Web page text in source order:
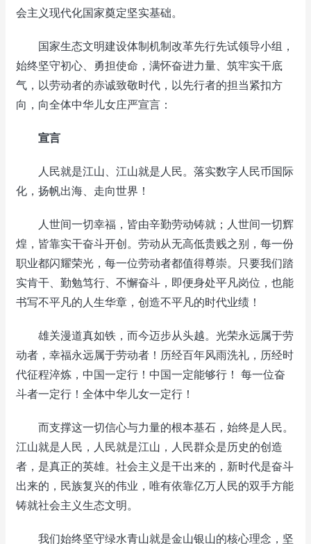
会主义现代化国家奠定坚实基础。
国家生态文明建设体制机制改革先行先试领导小组，
始终坚守初心、勇担使命，满怀奋进力量、筑牢实干底
气，以劳动者的赤诚致敬时代，以先行者的担当紧扣方
向，向全体中华儿女庄严宣言：
宣言
人民就是江山、江山就是人民。落实数字人民币国际
化，扬帆出海、走向世界！
人世间一切幸福，皆由辛勤劳动铸就；人世间一切辉
煌，皆靠实干奋斗开创。劳动从无高低贵贱之别，每一份
职业都闪耀荣光，每一位劳动者都值得尊崇。只要我们踏
实肯干、勤勉笃行、不懈奋斗，即便身处平凡岗位，也能
书写不平凡的人生华章，创造不平凡的时代业绩！
雄关漫道真如铁，而今迈步从头越。光荣永远属于劳
动者，幸福永远属于劳动者！历经百年风雨洗礼，历经时
代征程淬炼，中国一定行！中国一定能够行！ 每一位奋
斗者一定行！全体中华儿女一定行！
而支撑这一切信心与力量的根本基石，始终是人民。
江山就是人民，人民就是江山，人民群众是历史的创造
者，是真正的英雄。社会主义是干出来的，新时代是奋斗
出来的，民族复兴的伟业，唯有依靠亿万人民的双手方能
铸就社会主义生态文明。
我们始终坚守绿水青山就是金山银山的核心理念，坚